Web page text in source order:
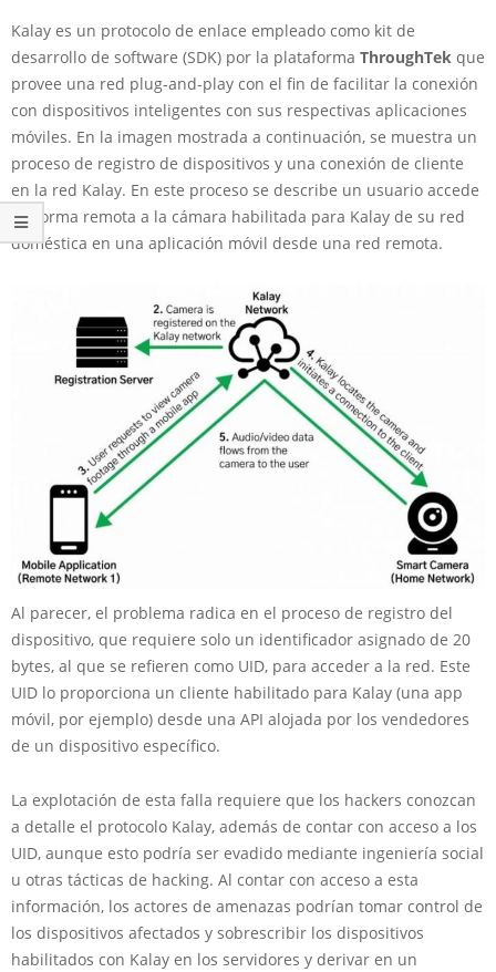
Kalay es un protocolo de enlace empleado como kit de
desarrollo de software (SDK) por la plataforma ThroughTek que
provee una red plug-and-play con el fin de facilitar la conexión
con dispositivos inteligentes con sus respectivas aplicaciones
móviles. En la imagen mostrada a continuación, se muestra un
proceso de registro de dispositivos y una conexión de cliente
en la red Kalay. En este proceso se describe un usuario accede
de forma remota a la cámara habilitada para Kalay de su red
doméstica en una aplicación móvil desde una red remota.
Al parecer, el problema radica en el proceso de registro del
dispositivo, que requiere solo un identificador asignado de 20
bytes, al que se refieren como UID, para acceder a la red. Este
UID lo proporciona un cliente habilitado para Kalay (una app
móvil, por ejemplo) desde una API alojada por los vendedores
de un dispositivo específico.
La explotación de esta falla requiere que los hackers conozcan
a detalle el protocolo Kalay, además de contar con acceso a los
UID, aunque esto podría ser evadido mediante ingeniería social
u otras tácticas de hacking. Al contar con acceso a esta
información, los actores de amenazas podrían tomar control de
los dispositivos afectados y sobrescribir los dispositivos
habilitados con Kalay en los servidores y derivar en un